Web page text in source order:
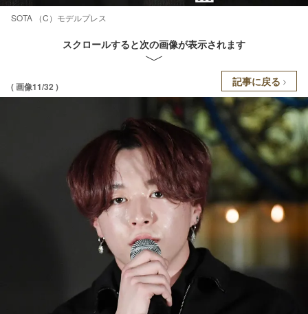
SOTA （C）モデルプレス
スクロールすると次の画像が表示されます
( 画像11/32 ) 記事に戻る